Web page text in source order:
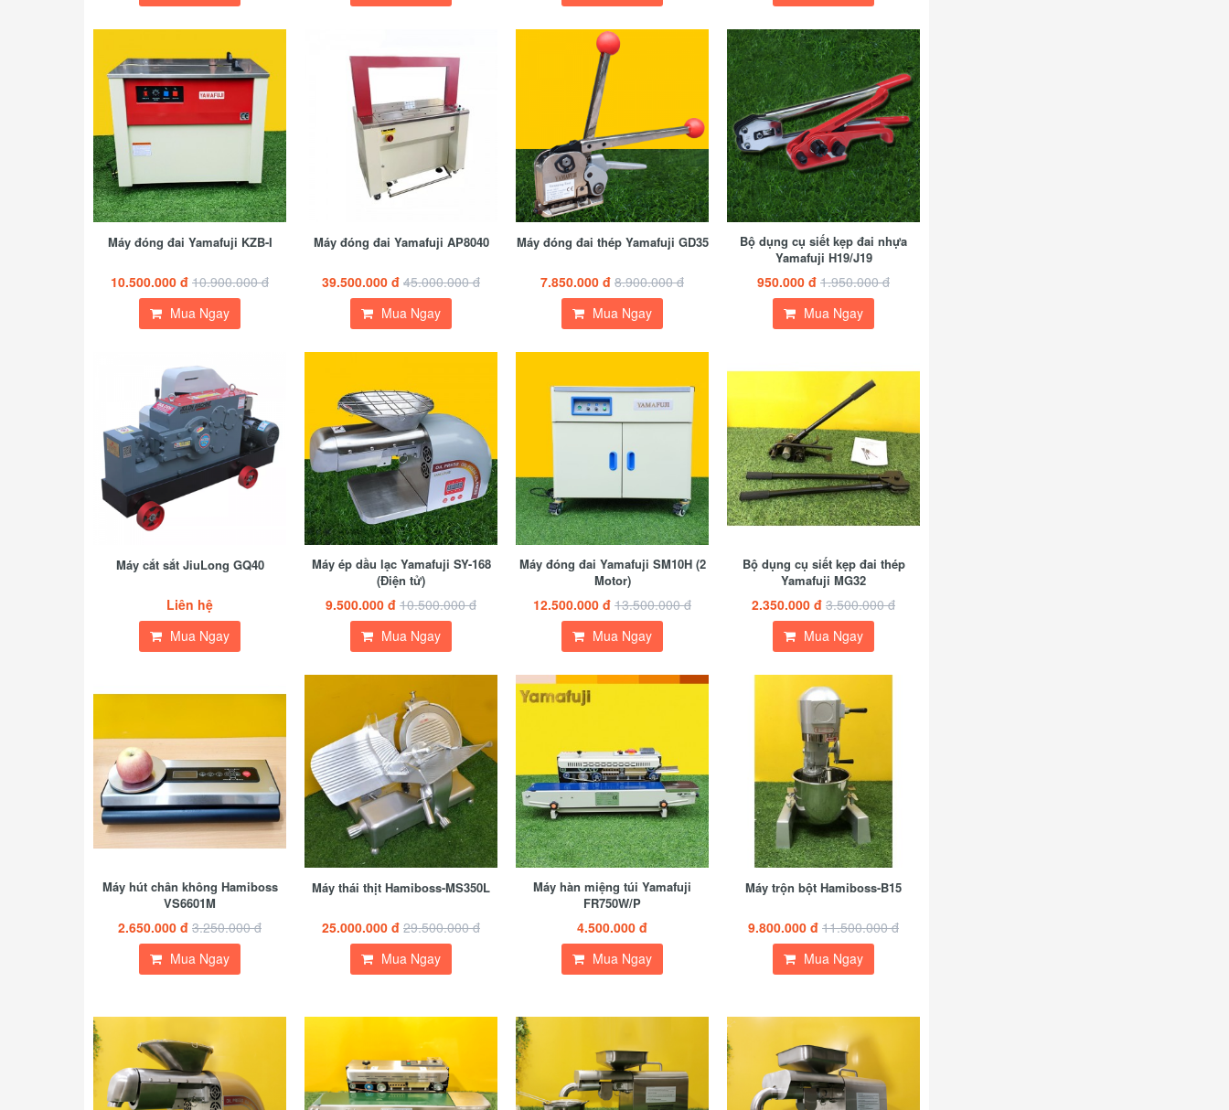
Máy đóng đai Yamafuji KZB-I
10.500.000 đ 10.900.000 đ
Mua Ngay
Máy đóng đai Yamafuji A​P8040
39.500.000 đ 45.000.000 đ
Mua Ngay
Máy đóng đai thép Yamafuji GD35
7.850.000 đ 8.900.000 đ
Mua Ngay
Bộ dụng cụ siết kẹp đai nhựa
Yamafuji H19/J19
950.000 đ 1.950.000 đ
Mua Ngay
Máy cắt sắt JiuLong GQ40
Liên hệ
Mua Ngay
Máy ép dầu lạc Yamafuji SY-168
(Điện tử)
9.500.000 đ 10.500.000 đ
Mua Ngay
Máy đóng đai Yamafuji SM10H (2
Motor)
12.500.000 đ 13.500.000 đ
Mua Ngay
Bộ dụng cụ siết kẹp đai th​ép
Yamafuji MG32
2.350.000 đ 3.500.000 đ
Mua Ngay
Máy hút chân không Hamiboss
VS6601M
2.650.000 đ 3.250.000 đ
Mua Ngay
Máy thái thịt Hamiboss-MS350L
25.000.000 đ 29.500.000 đ
Mua Ngay
Máy hàn miệng túi Yamafuji
FR750W/P
4.500.000 đ
Mua Ngay
Máy trộn bột Hamiboss-B15
9.800.000 đ 11.500.000 đ
Mua Ngay